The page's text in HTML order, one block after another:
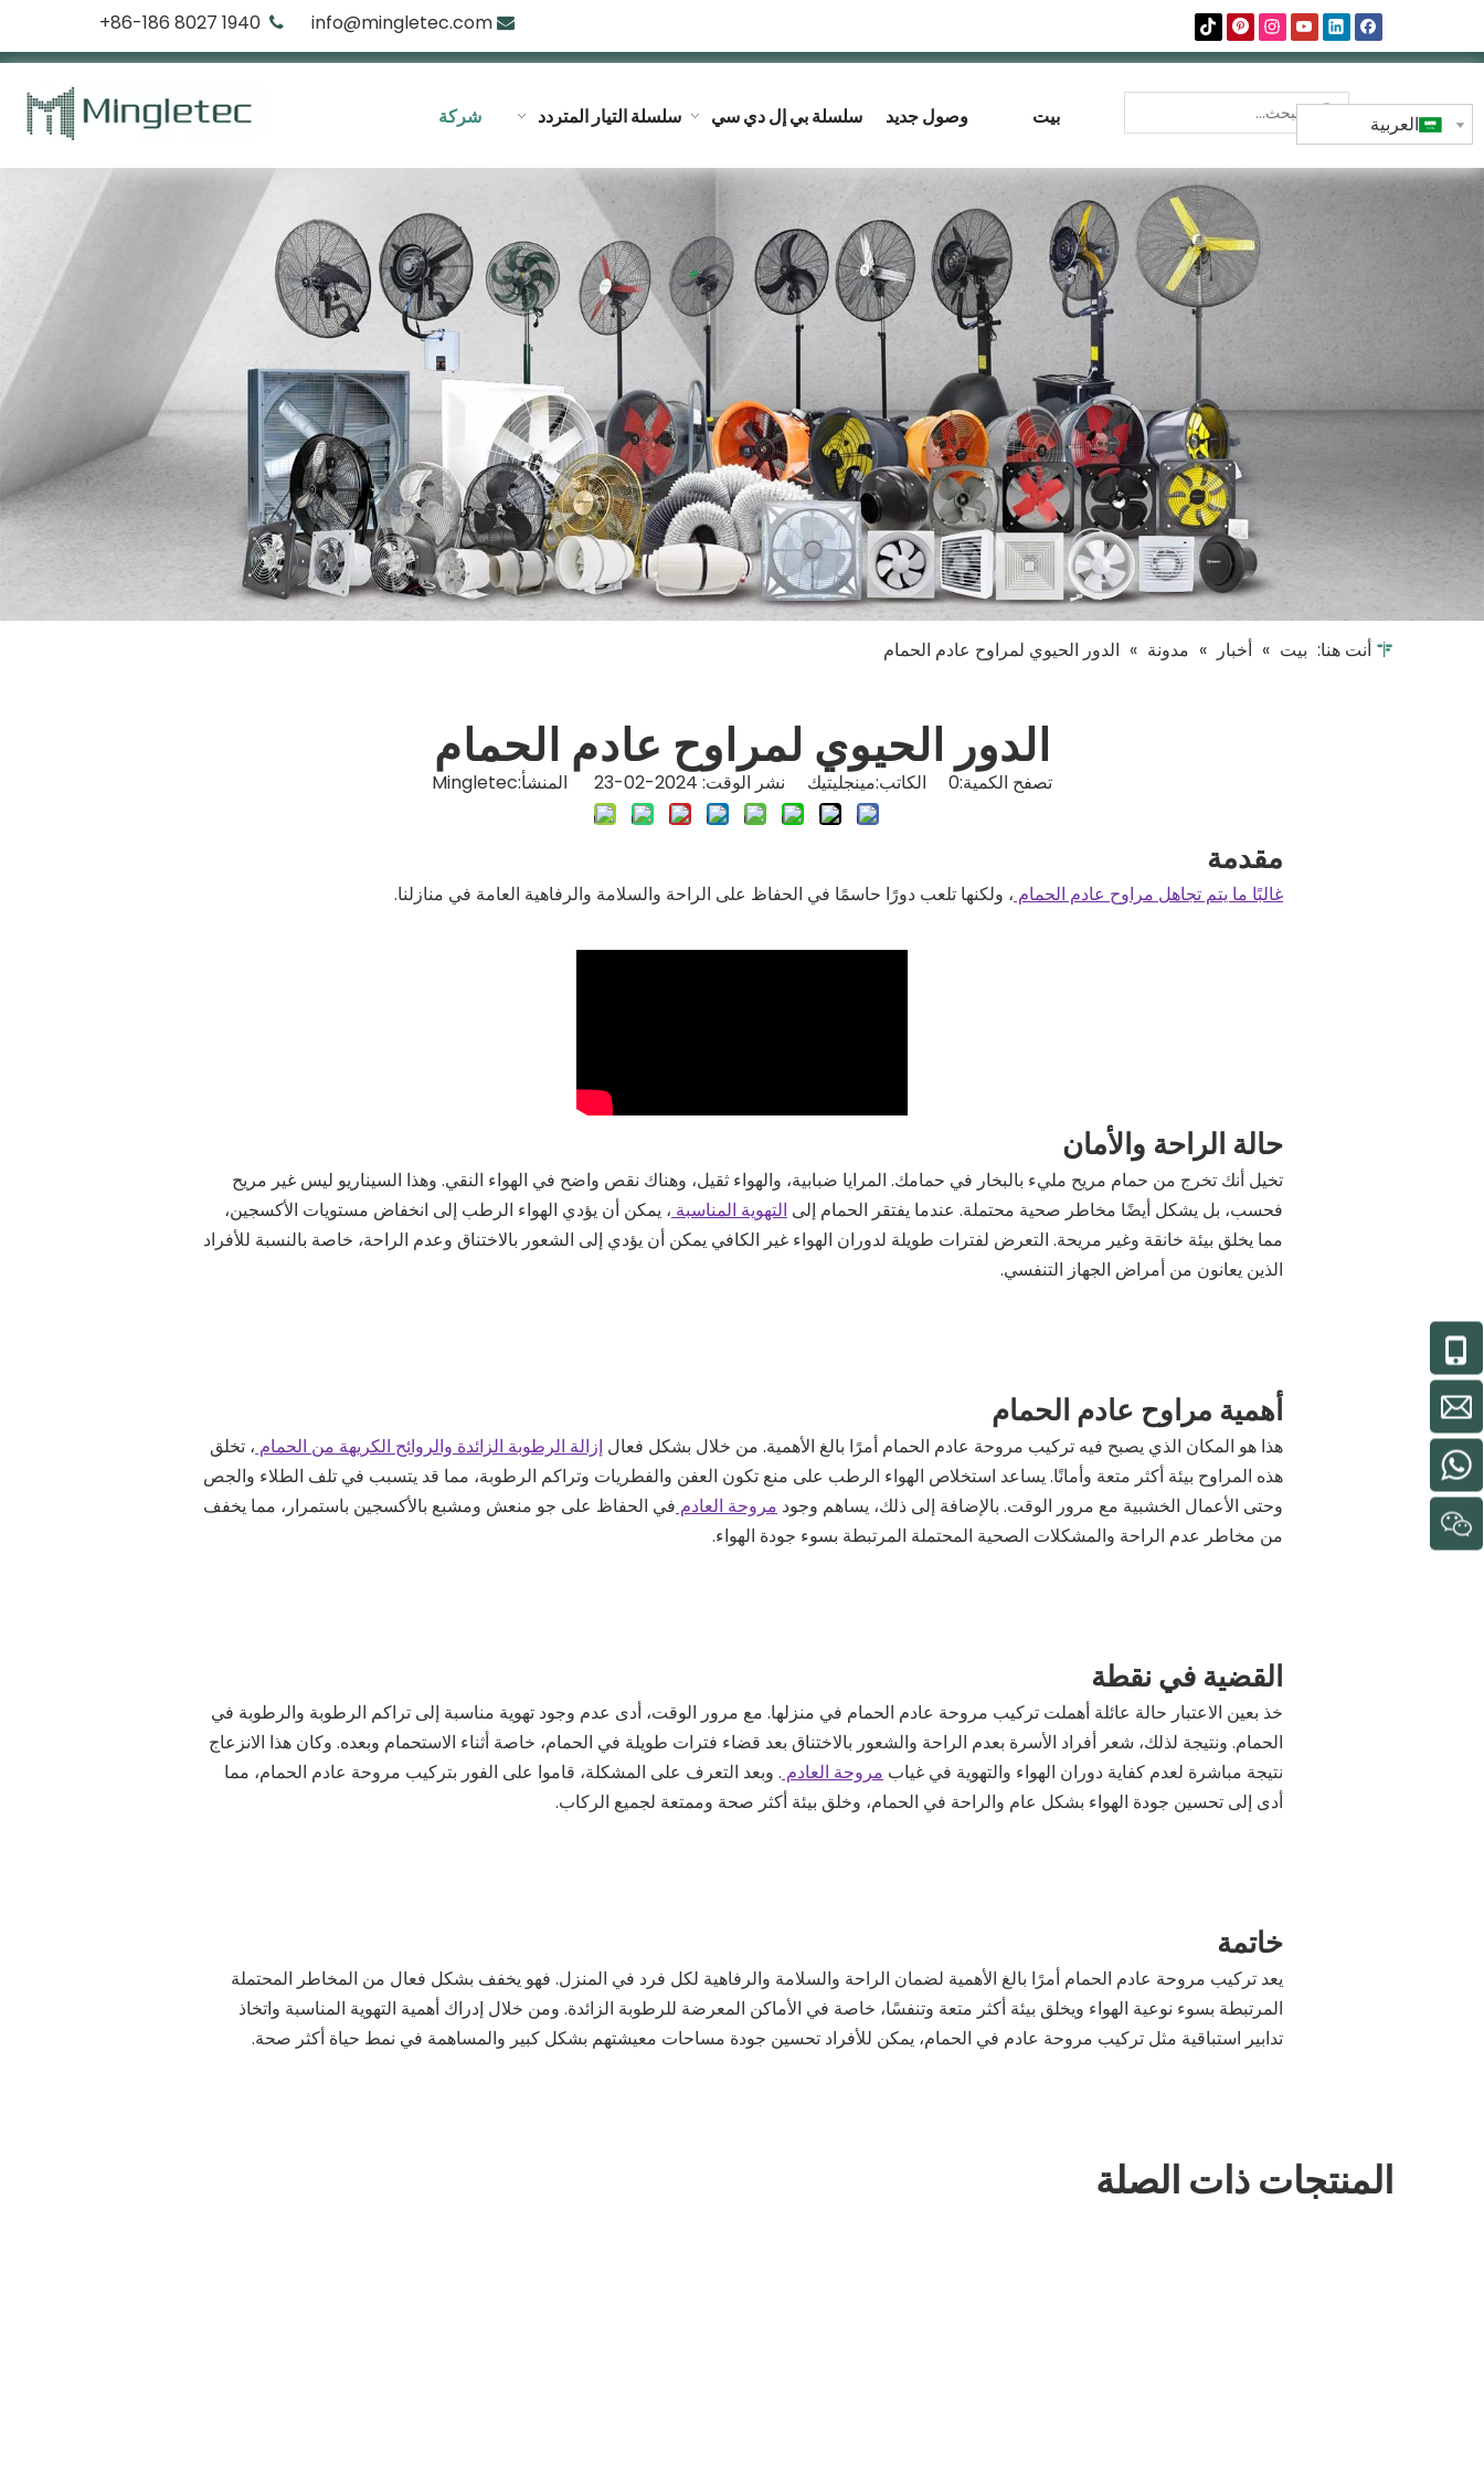
 
info@mingletec.com
بيت وصول جديد سلسلة بي إل دي سي سلسلة التيار المتردد شركة العربية
أنت هنا: بيت » أخبار » مدونة » الدور الحيوي لمراوح عادم الحمام
الدور الحيوي لمراوح عادم الحمام
تصفح الكمية:0 الكاتب:مينجليتيك نشر الوقت: 2024-02-23 المنشأ: Mingletec
مقدمة
غالبًا ما يتم تجاهل مراوح عادم الحمام ، ولكنها تلعب دورًا حاسمًا في الحفاظ على الراحة والسلامة والرفاهية العامة في منازلنا.
حالة الراحة والأمان
تخيل أنك تخرج من حمام مريح مليء بالبخار في حمامك. المرايا ضبابية، والهواء ثقيل، وهناك نقص واضح في الهواء النقي. وهذا السيناريو ليس غير مريح
فحسب، بل يشكل أيضًا مخاطر صحية محتملة. عندما يفتقر الحمام إلى التهوية المناسبة ، يمكن أن يؤدي الهواء الرطب إلى انخفاض مستويات الأكسجين،
مما يخلق بيئة خانقة وغير مريحة. التعرض لفترات طويلة لدوران الهواء غير الكافي يمكن أن يؤدي إلى الشعور بالاختناق وعدم الراحة، خاصة بالنسبة للأفراد
الذين يعانون من أمراض الجهاز التنفسي.
أهمية مراوح عادم الحمام
هذا هو المكان الذي يصبح فيه تركيب مروحة عادم الحمام أمرًا بالغ الأهمية. من خلال بشكل فعال إزالة الرطوبة الزائدة والروائح الكريهة من الحمام ، تخلق
هذه المراوح بيئة أكثر متعة وأمانًا. يساعد استخلاص الهواء الرطب على منع تكون العفن والفطريات وتراكم الرطوبة، مما قد يتسبب في تلف الطلاء والجص
وحتى الأعمال الخشبية مع مرور الوقت. بالإضافة إلى ذلك، يساهم وجود مروحة العادم في الحفاظ على جو منعش ومشبع بالأكسجين باستمرار، مما يخفف
من مخاطر عدم الراحة والمشكلات الصحية المحتملة المرتبطة بسوء جودة الهواء.
القضية في نقطة
خذ بعين الاعتبار حالة عائلة أهملت تركيب مروحة عادم الحمام في منزلها. مع مرور الوقت، أدى عدم وجود تهوية مناسبة إلى تراكم الرطوبة والرطوبة في
الحمام. ونتيجة لذلك، شعر أفراد الأسرة بعدم الراحة والشعور بالاختناق بعد قضاء فترات طويلة في الحمام، خاصة أثناء الاستحمام وبعده. وكان هذا الانزعاج
نتيجة مباشرة لعدم كفاية دوران الهواء والتهوية في غياب مروحة العادم . وبعد التعرف على المشكلة، قاموا على الفور بتركيب مروحة عادم الحمام، مما
أدى إلى تحسين جودة الهواء بشكل عام والراحة في الحمام، وخلق بيئة أكثر صحة وممتعة لجميع الركاب.
خاتمة
يعد تركيب مروحة عادم الحمام أمرًا بالغ الأهمية لضمان الراحة والسلامة والرفاهية لكل فرد في المنزل. فهو يخفف بشكل فعال من المخاطر المحتملة
المرتبطة بسوء نوعية الهواء ويخلق بيئة أكثر متعة وتنفسًا، خاصة في الأماكن المعرضة للرطوبة الزائدة. ومن خلال إدراك أهمية التهوية المناسبة واتخاذ
تدابير استباقية مثل تركيب مروحة عادم في الحمام، يمكن للأفراد تحسين جودة مساحات معيشتهم بشكل كبير والمساهمة في نمط حياة أكثر صحة.
المنتجات ذات الصلة